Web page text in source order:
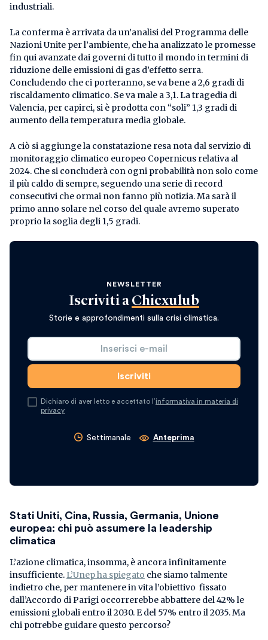
industriali.
La conferma è arrivata da un’analisi del Programma delle
Nazioni Unite per l’ambiente, che ha analizzato le promesse
fin qui avanzate dai governi di tutto il mondo in termini di
riduzione delle emissioni di gas d’effetto serra.
Concludendo che ci porteranno, se va bene a 2,6 gradi di
riscaldamento climatico. Se va male a 3,1. La tragedia di
Valencia, per capirci, si è prodotta con “soli” 1,3 gradi di
aumento della temperatura media globale.
A ciò si aggiunge la constatazione resa nota dal servizio di
monitoraggio climatico europeo Copernicus relativa al
2024. Che si concluderà con ogni probabilità non solo come
il più caldo di sempre, seguendo una serie di record
consecutivi che ormai non fanno più notizia. Ma sarà il
primo anno solare nel corso del quale avremo superato
proprio la soglia degli 1,5 gradi.
NEWSLETTER
Iscriviti a Chicxulub
Storie e approfondimenti sulla crisi climatica.
Dichiaro di aver letto e accettato l’informativa in materia di
privacy
Settimanale Anteprima
Stati Uniti, Cina, Russia, Germania, Unione
europea: chi può assumere la leadership
climatica
L’azione climatica, insomma, è ancora infinitamente
insufficiente. L’Unep ha spiegato che siamo talmente
indietro che, per mantenere in vita l’obiettivo fissato
dall’Accordo di Parigi occorrerebbe abbattere del 42% le
emissioni globali entro il 2030. E del 57% entro il 2035. Ma
chi potrebbe guidare questo percorso?